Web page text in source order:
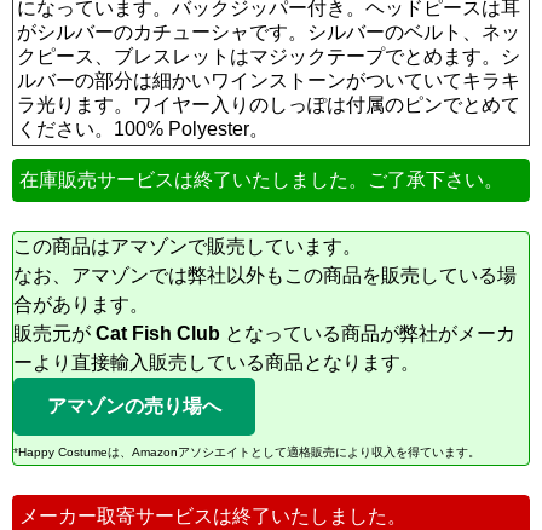
になっています。バックジッパー付き。ヘッドピースは耳
がシルバーのカチューシャです。シルバーのベルト、ネッ
クピース、ブレスレットはマジックテープでとめます。シ
ルバーの部分は細かいワインストーンがついていてキラキ
ラ光ります。ワイヤー入りのしっぽは付属のピンでとめて
ください。100% Polyester。
在庫販売サービスは終了いたしました。ご了承下さい。
この商品はアマゾンで販売しています。
なお、アマゾンでは弊社以外もこの商品を販売している場
合があります。
販売元が Cat Fish Club となっている商品が弊社がメーカ
ーより直接輸入販売している商品となります。
アマゾンの売り場へ
*Happy Costumeは、Amazonアソシエイトとして適格販売により収入を得ています。
メーカー取寄サービスは終了いたしました。